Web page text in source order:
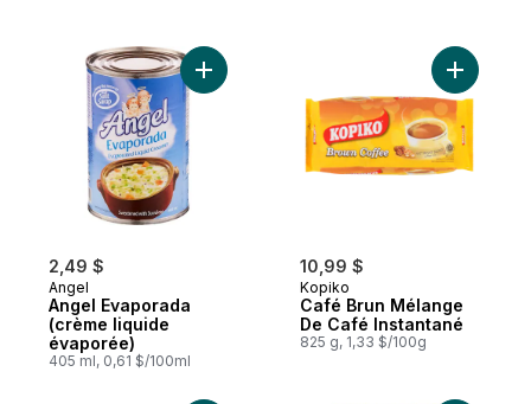
2,49 $
Angel
Angel Evaporada
(crème liquide
évaporée)
405 ml, 0,61 $/100ml
Ajouter Angel Evaporada (crème liquide
10,99 $
Kopiko
Café Brun Mélange
De Café Instantané
825 g, 1,33 $/100g
Ajouter